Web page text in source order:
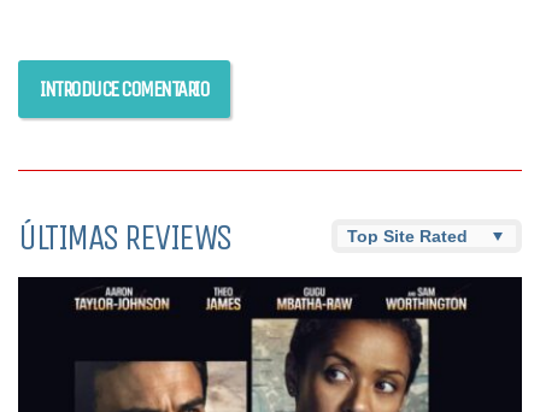
ÚLTIMAS REVIEWS